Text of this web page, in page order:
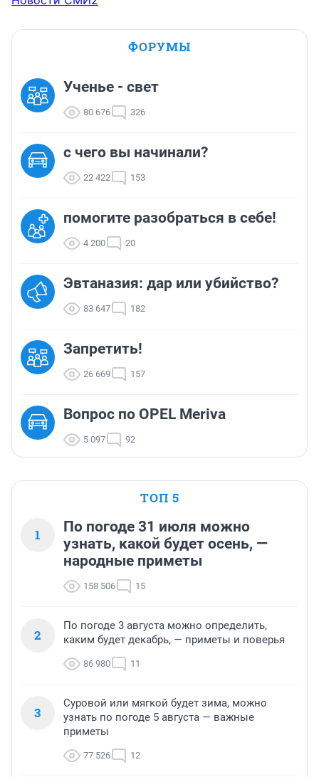
ФОРУМЫ
Ученье - свет
80 676 326
с чего вы начинали?
22 422 153
помогите разобраться в себе!
4 200 20
Эвтаназия: дар или убийство?
83 647 182
Запретить!
26 669 157
Вопрос по OPEL Meriva
5 097 92
ТОП 5
1
По погоде 31 июля можно
узнать, какой будет осень, —
народные приметы
158 506 15
2
По погоде 3 августа можно определить,
каким будет декабрь, — приметы и поверья
86 980 11
3
Суровой или мягкой будет зима, можно
узнать по погоде 5 августа — важные
приметы
77 526 12